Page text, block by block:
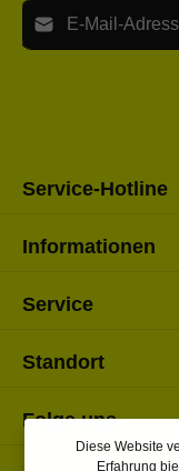
E-Mail-Adresse*
Service-Hotline
Informationen
Service
Standort
Folge uns
Diese Website
Erfahrung